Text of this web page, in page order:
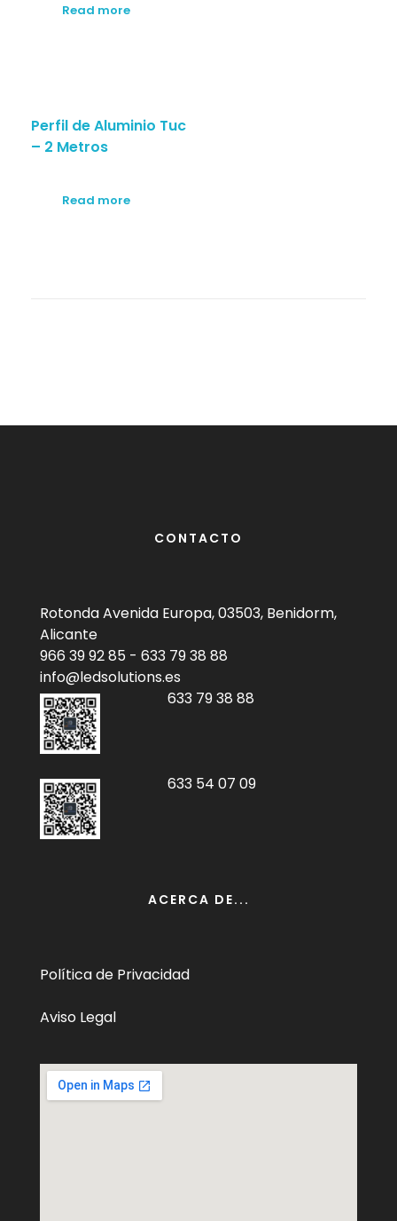
Read more
Perfil de Aluminio Tuc
– 2 Metros
Read more
CONTACTO
Rotonda Avenida Europa, 03503, Benidorm,
Alicante
966 39 92 85 - 633 79 38 88
info@ledsolutions.es
633 79 38 88
633 54 07 09
ACERCA DE...
Política de Privacidad
Aviso Legal